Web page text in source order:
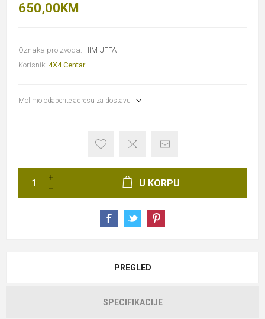
650,00KM
Oznaka proizvoda: HIM-JFFA
Korisnik: 4X4 Centar
Molimo odaberite adresu za dostavu
U KORPU
PREGLED
SPECIFIKACIJE